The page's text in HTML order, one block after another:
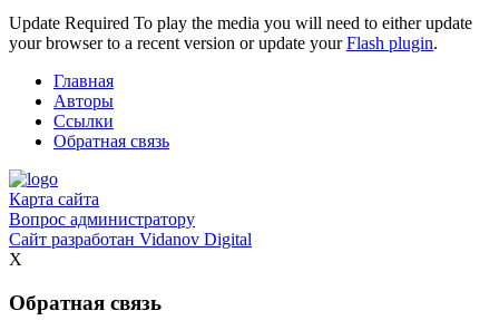
Update Required To play the media you will need to either update
your browser to a recent version or update yourFlash plugin.
Главная
Авторы
Ссылки
Обратная связь
Карта сайта
Вопрос администратору
Сайт разработан Vidanov Digital
X
Обратная связь